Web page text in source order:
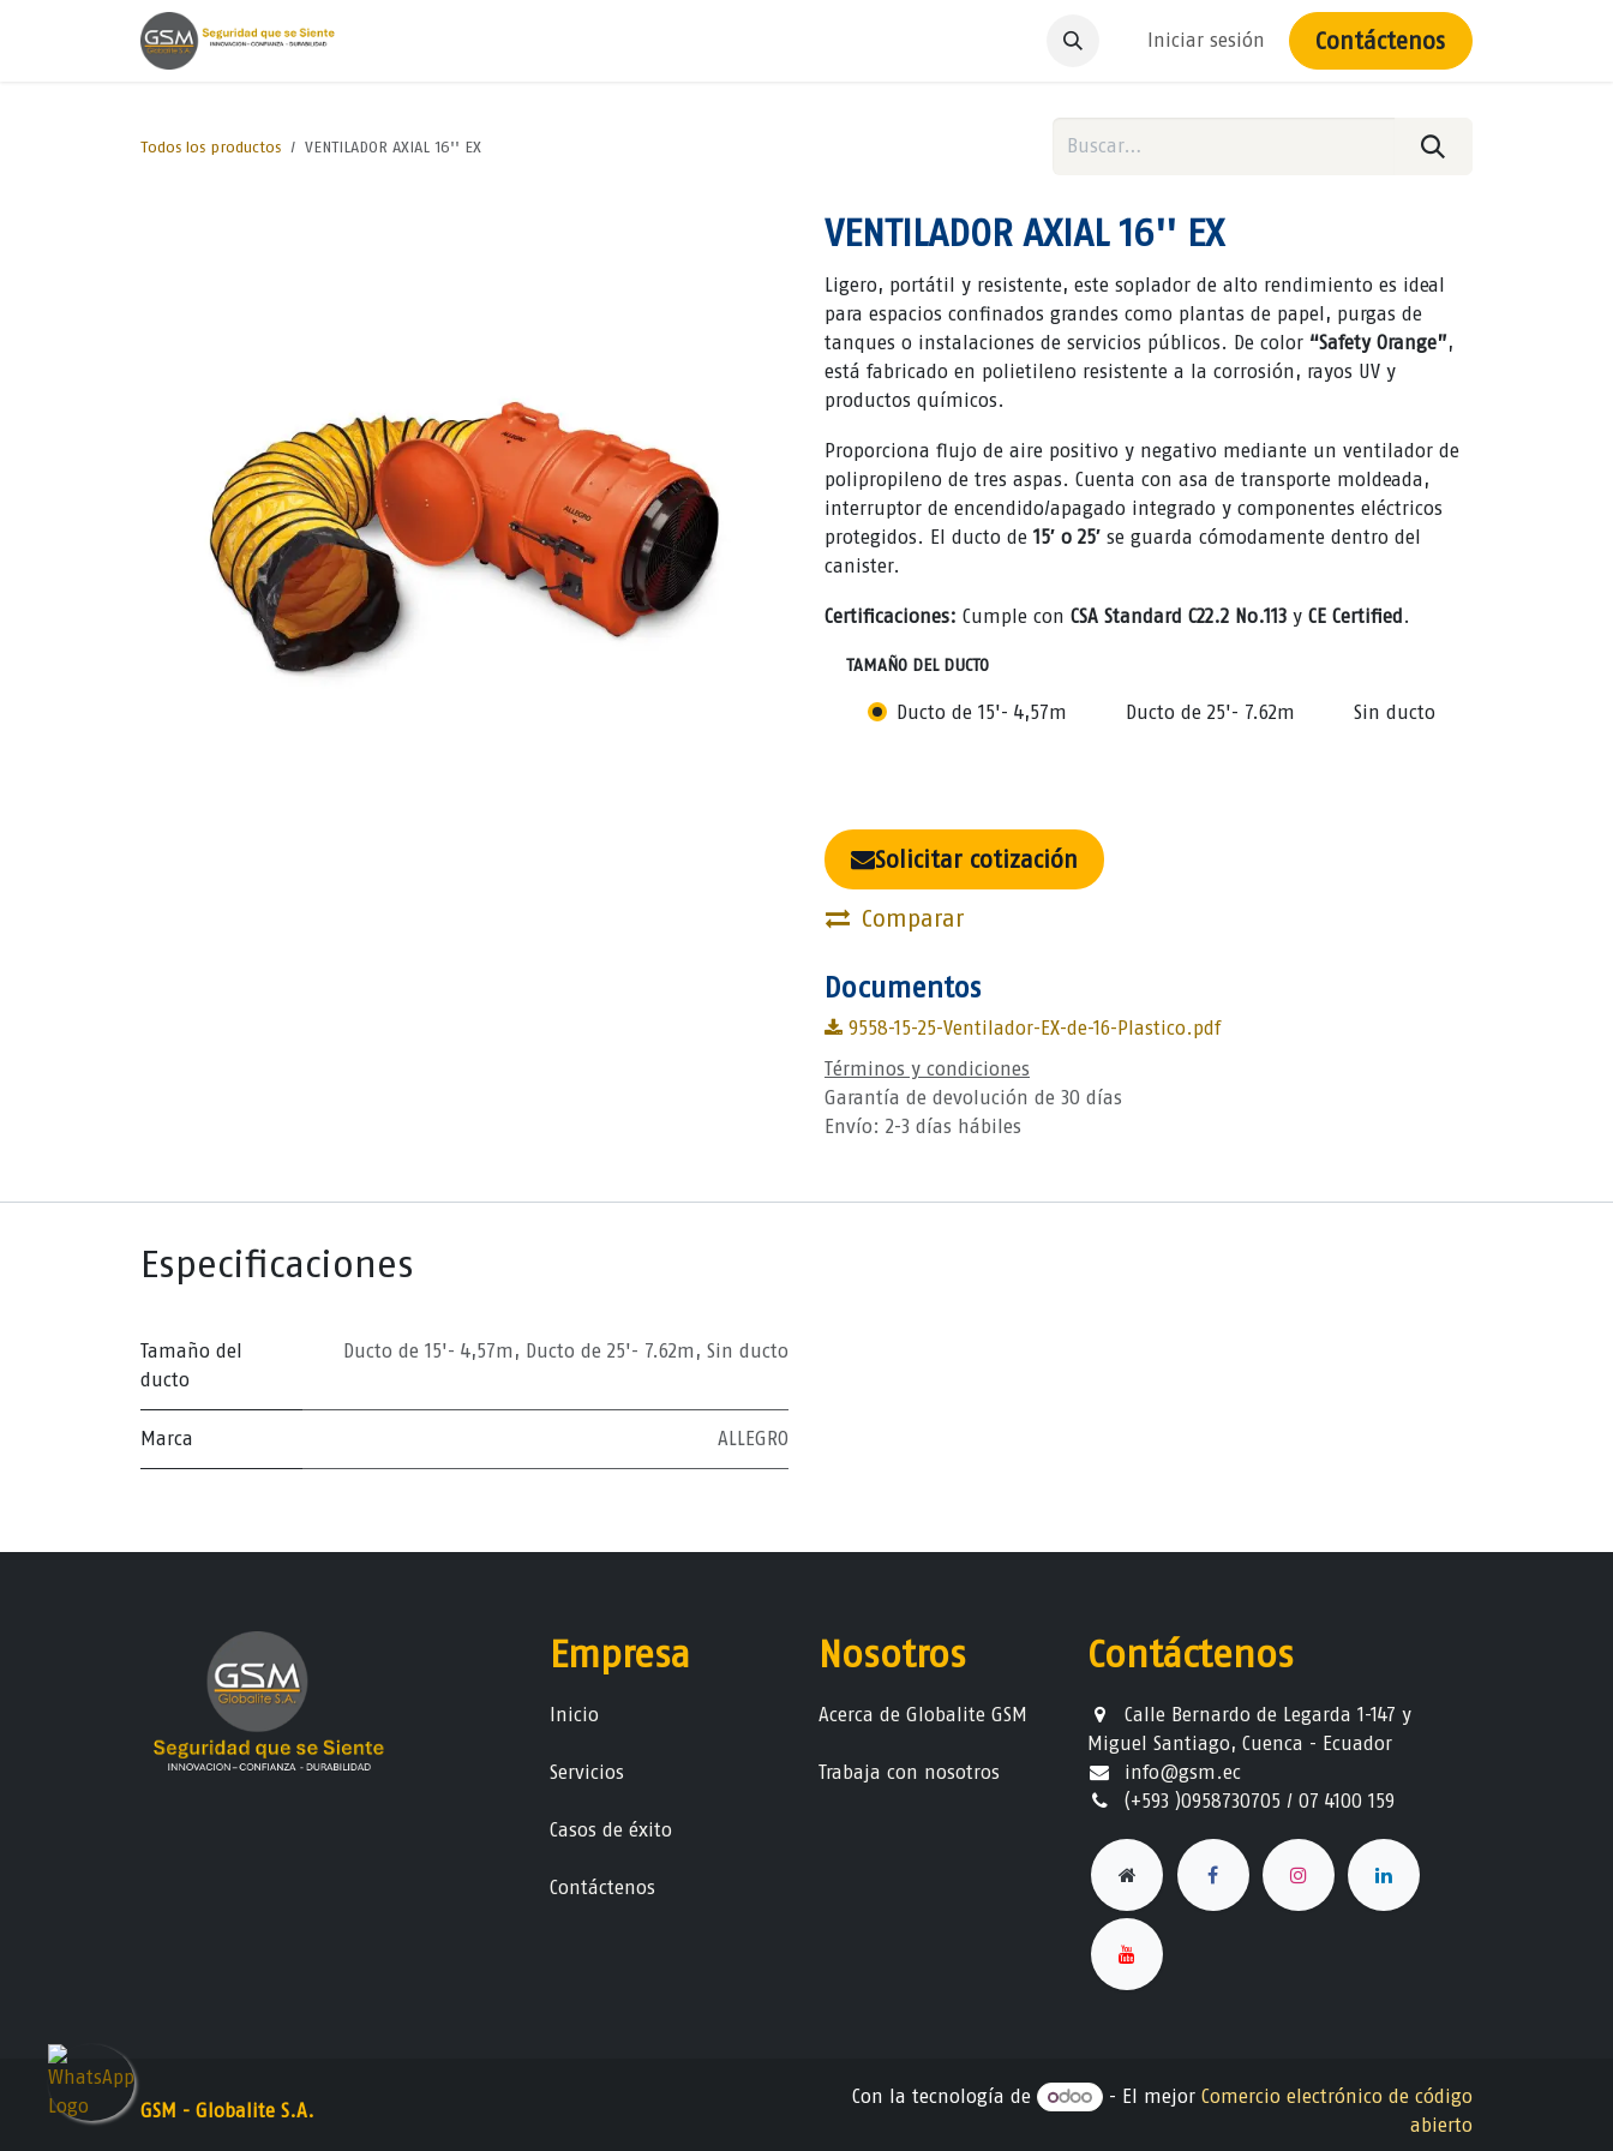
Ir al contenido
Iniciar sesión Contáctenos
Todos los productos VENTILADOR AXIAL 16'' EX
VENTILADOR AXIAL 16'' EX
Ligero, portátil y resistente, este soplador de alto rendimiento es ideal
para espacios confinados grandes como plantas de papel, purgas de
tanques o instalaciones de servicios públicos. De color “Safety Orange”,
está fabricado en polietileno resistente a la corrosión, rayos UV y
productos químicos.
Proporciona flujo de aire positivo y negativo mediante un ventilador de
polipropileno de tres aspas. Cuenta con asa de transporte moldeada,
interruptor de encendido/apagado integrado y componentes eléctricos
protegidos. El ducto de 15′ o 25′ se guarda cómodamente dentro del
canister.
Certificaciones: Cumple con CSA Standard C22.2 No.113 y CE Certified.
TAMAÑO DEL DUCTO
Ducto de 15'- 4,57m Ducto de 25'- 7.62m Sin ducto
Solicitar cotización
Comparar
Documentos
9558-15-25-Ventilador-EX-de-16-Plastico.pdf
Términos y condiciones
Garantía de devolución de 30 días
Envío: 2-3 días hábiles
Especificaciones
Tamaño del
ducto
Ducto de 15'- 4,57m , Ducto de 25'- 7.62m , Sin ducto
Marca ALLEGRO
Contáctenos
Calle Bernardo de Legarda 1-147 y
Miguel Santiago, Cuenca - Ecuador
info@gsm.ec​
(+593 )0958730705 / 07 4100 159
Empresa
Ini​ci​o
Servicios
Casos de éxito
Contáctenos
Nosotros
Acerca de Globalite GSM
Trabaja con nosotros
GSM - Globalite S.A.
Con la tecnología de - El mejor Comercio electrónico de código
abierto